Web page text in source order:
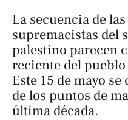
La secuencia de
supremacistas del
palestino parecen
reciente del
Este 15 de mayo
de los puntos de
última década.